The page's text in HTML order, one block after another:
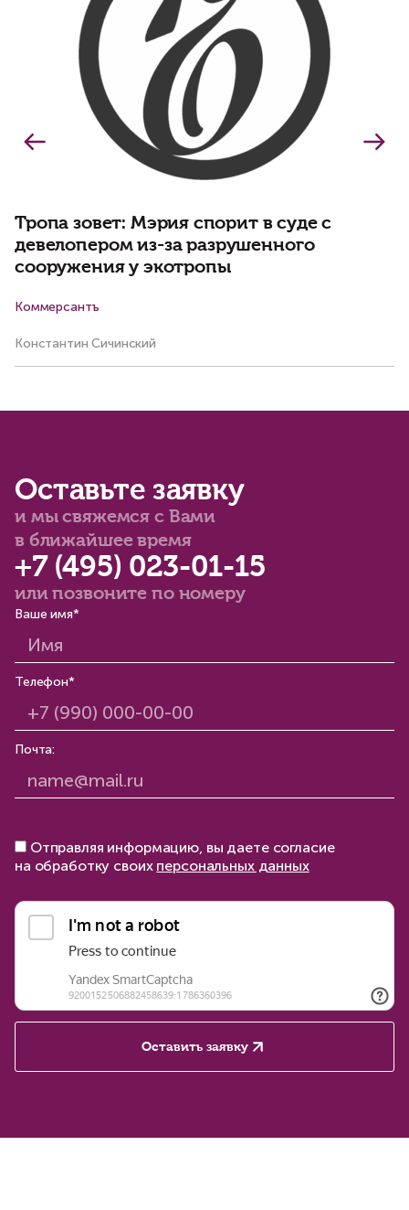
Тропа зовет: Мэрия спорит в суде с
девелопером из-за разрушенного
сооружения у экотропы
Коммерсантъ
Константин Сичинский
Оставьте заявку
и мы свяжемся с Вами
в ближайшее время
+7 (495) 023-01-15
или позвоните по номеру
Ваше имя*
Телефон*
Почта:
Отправляя информацию, вы даете согласие
на обработку своих персональных данных
Оставить заявку